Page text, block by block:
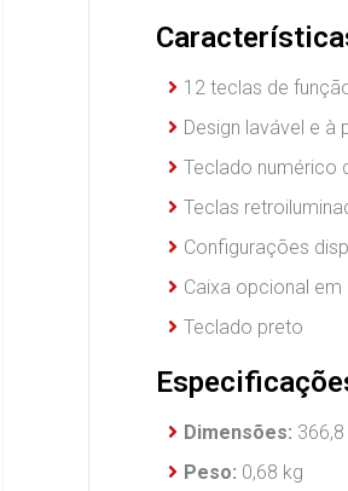
12 teclas de
Design lavável e à
Teclado numérico
Teclas
Configurações
Caixa opcional
Teclado preto
Dimensões:
Peso: 0,68 kg